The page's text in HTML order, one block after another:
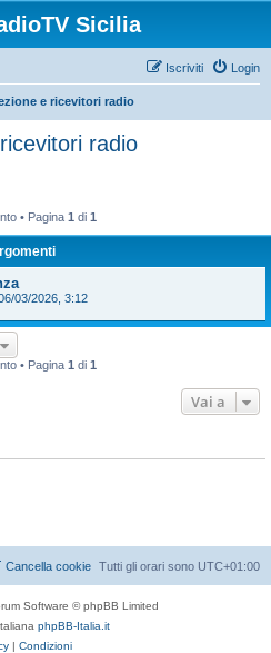
Sicilia
Login
Iscriviti
e ricevitori radio
radio
• Pagina 1 di 1
03/2026, 3:12
• Pagina 1 di 1
Vai a
Tutti gli orari sono UTC+01:00
Cancella cookie
Software © phpBB Limited
phpBB-Italia.it
| Condizioni